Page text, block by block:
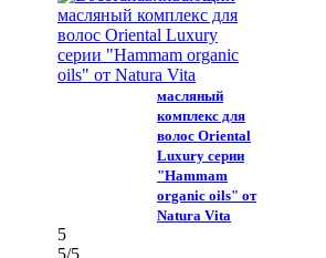
масляный
комплекс для
волос Oriental
Luxury серии
"Hammam
organic oils" от
Natura Vita
5
5/5